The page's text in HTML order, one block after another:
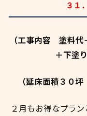
３１
（工事内容 塗料代
＋下塗
（延床面積３０
２月もお得なプラ